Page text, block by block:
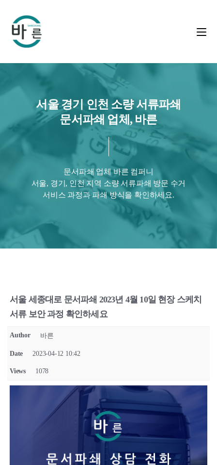
서울 경기 인천 소량 서류파쇄
문서파쇄 업체, 바른
문서파쇄 업체 바른 컴퍼니
서울, 경기, 인천 지역 소량 서류파쇄 방문 수거
서비스 과정과 파쇄 방식을 확인하세요.
서울 세종대로 문서파쇄 2023년 4월 10일 현장 스케치
서류 보안 과정 확인하세요
Author 바른
Date 2023-04-12 10:42
Views 1078